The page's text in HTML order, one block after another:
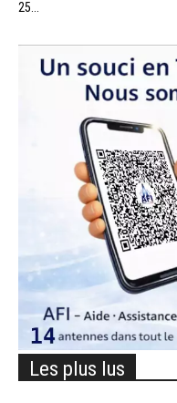
25...
Les plus lus